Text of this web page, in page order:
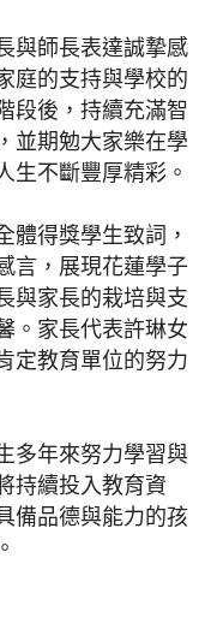
與師長表達誠摯感
庭的支持與學校的
段後，持續充滿智
並期勉大家樂在學
生不斷豐厚精彩。
體得獎學生致詞，
言，展現花蓮學子
與家長的栽培與支
。家長代表許琳女
定教育單位的努力
多年來努力學習與
持續投入教育資
備品德與能力的孩